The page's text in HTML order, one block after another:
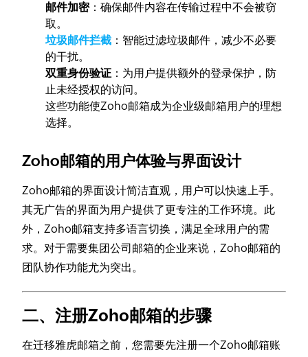
邮件加密：确保邮件内容在传输过程中不会被窃
取。
垃圾邮件拦截 ：智能过滤垃圾邮件，减少不必要
的干扰。
双重身份验证 ：为用户提供额外的登录保护，防
止未经授权的访问。
这些功能使Zoho邮箱成为企业级邮箱用户的理想
选择。
Zoho邮箱的用户体验与界面设计
Zoho邮箱的界面设计简洁直观，用户可以快速上手。
其无广告的界面为用户提供了更专注的工作环境。此
外，Zoho邮箱支持多语言切换，满足全球用户的需
求。对于需要集团公司邮箱的企业来说，Zoho邮箱的
团队协作功能尤为突出。
二、注册Zoho邮箱的步骤
在迁移雅虎邮箱之前，您需要先注册一个Zoho邮箱账